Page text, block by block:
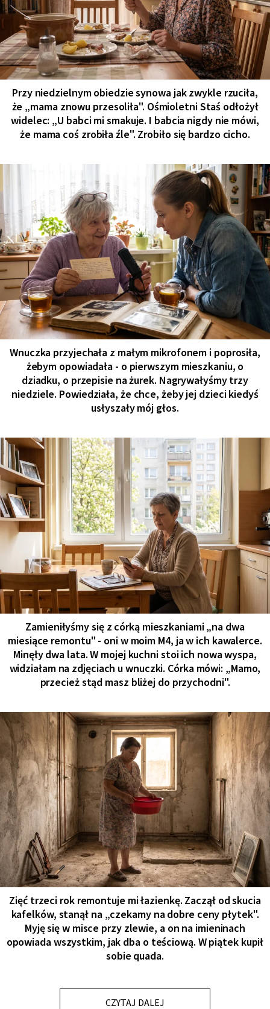
Przy niedzielnym obiedzie synowa jak zwykle rzuciła,
że „mama znowu przesoliła". Ośmioletni Staś odłożył
widelec: „U babci mi smakuje. I babcia nigdy nie mówi,
że mama coś zrobiła źle". Zrobiło się bardzo cicho.
Wnuczka przyjechała z małym mikrofonem i poprosiła,
żebym opowiadała - o pierwszym mieszkaniu, o
dziadku, o przepisie na żurek. Nagrywałyśmy trzy
niedziele. Powiedziała, że chce, żeby jej dzieci kiedyś
usłyszały mój głos.
Zamieniłyśmy się z córką mieszkaniami „na dwa
miesiące remontu" - oni w moim M4, ja w ich kawalerce.
Minęły dwa lata. W mojej kuchni stoi ich nowa wyspa,
widziałam na zdjęciach u wnuczki. Córka mówi: „Mamo,
przecież stąd masz bliżej do przychodni".
Zięć trzeci rok remontuje mi łazienkę. Zaczął od skucia
kafelków, stanął na „czekamy na dobre ceny płytek".
Myję się w misce przy zlewie, a on na imieninach
opowiada wszystkim, jak dba o teściową. W piątek kupił
sobie quada.
CZYTAJ DALEJ